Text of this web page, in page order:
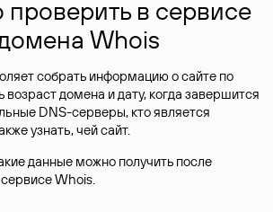
в сервисе
Whois
собрать информацию о сайте по
домена и дату, когда завершится
DNS-серверы, кто является
узнать, чей сайт.
данные можно получить после
Whois.